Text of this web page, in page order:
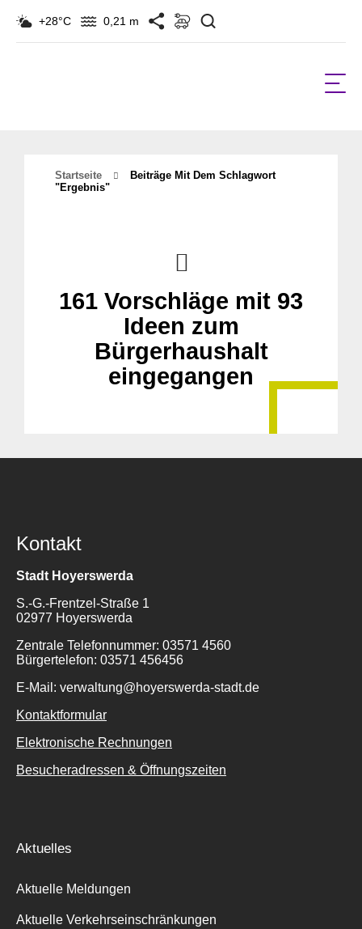
+28°C 0,21 m
Startseite
Beiträge Mit Dem Schlagwort
"ergebnis"
161 Vorschläge mit 93
Ideen zum
Bürgerhaushalt
eingegangen
Kontakt
Stadt Hoyerswerda
S.-G.-Frentzel-Straße 1
02977 Hoyerswerda
Zentrale Telefonnummer: 03571 4560
Bürgertelefon: 03571 456456
E-Mail: verwaltung@hoyerswerda-stadt.de
Kontaktformular
Elektronische Rechnungen
Besucheradressen & Öffnungszeiten
Aktuelles
Aktuelle Meldungen
Aktuelle Verkehrseinschränkungen